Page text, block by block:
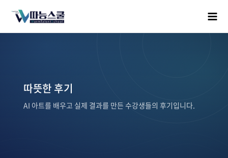
따뜻한 후기
AI 아트를 배우고 실제 결과를 만든 수강생들의 후기입니다.